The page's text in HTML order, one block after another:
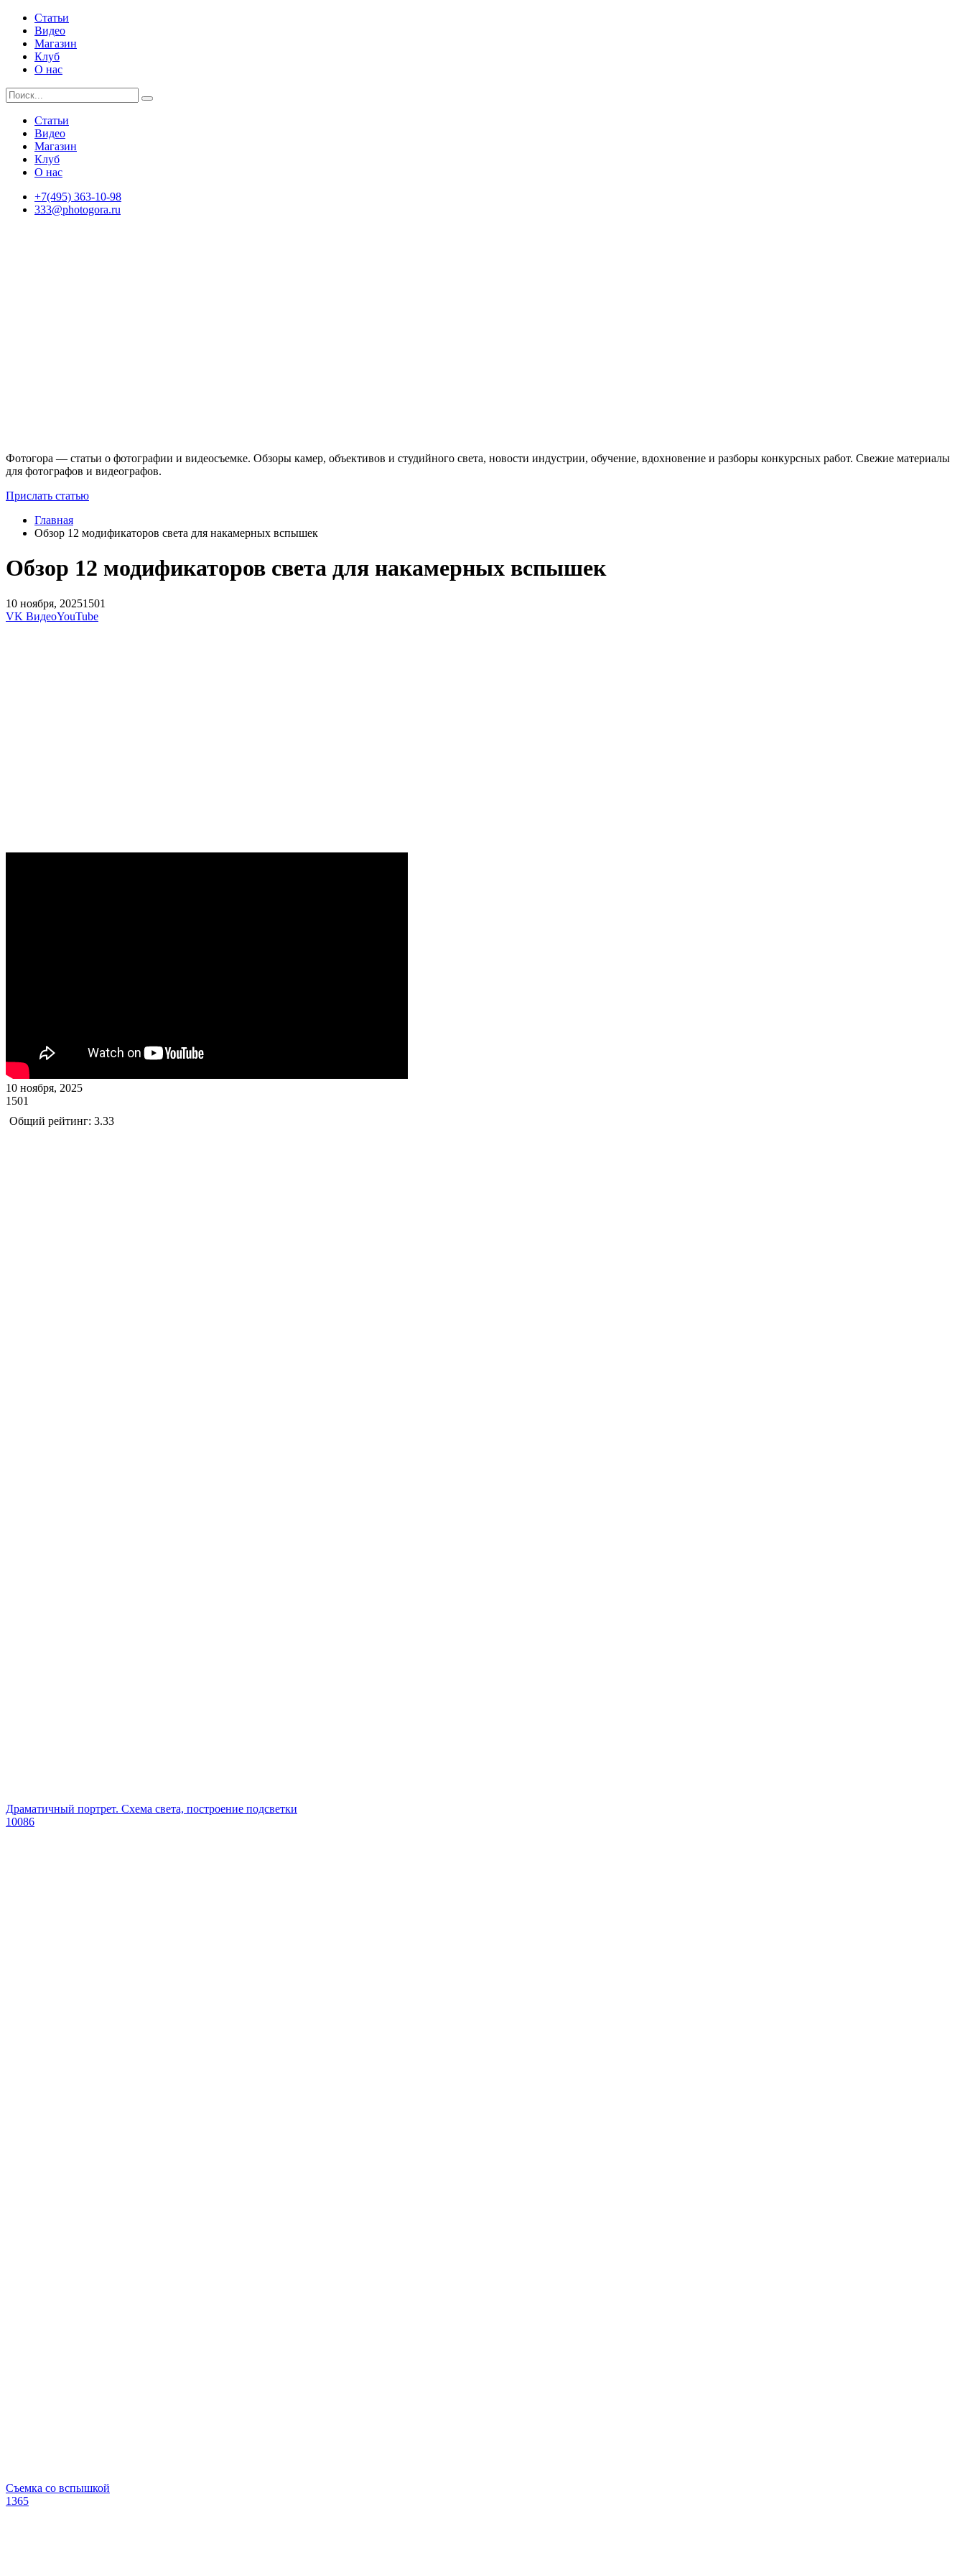
Статьи
Видео
Магазин
Клуб
О нас
Статьи
Видео
Магазин
Клуб
О нас
+7(495) 363-10-98
333@photogora.ru
Фотогора — статьи о фотографии и видеосъемке. Обзоры камер, объективов и студийного света, новости индустрии, обучение, вдохновение и разборы конкурсных работ. Свежие материалы
для фотографов и видеографов.
Прислать статью
Главная
Обзор 12 модификаторов света для накамерных вспышек
Обзор 12 модификаторов света для накамерных вспышек
10 ноября, 20251501
VK ВидеоYouTube
10 ноября, 2025
1501
Общий рейтинг: 3.33
Драматичный портрет. Схема света, построение подсветки
10086
Съемка со вспышкой
1365